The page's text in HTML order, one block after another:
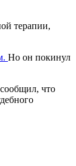
терапии,
Но он покинул
что